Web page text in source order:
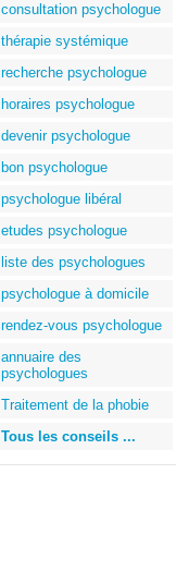
consultation psychologue
thérapie systémique
recherche psychologue
horaires psychologue
devenir psychologue
bon psychologue
psychologue libéral
etudes psychologue
liste des psychologues
psychologue à domicile
rendez-vous psychologue
annuaire des
psychologues
Traitement de la phobie
Tous les conseils ...